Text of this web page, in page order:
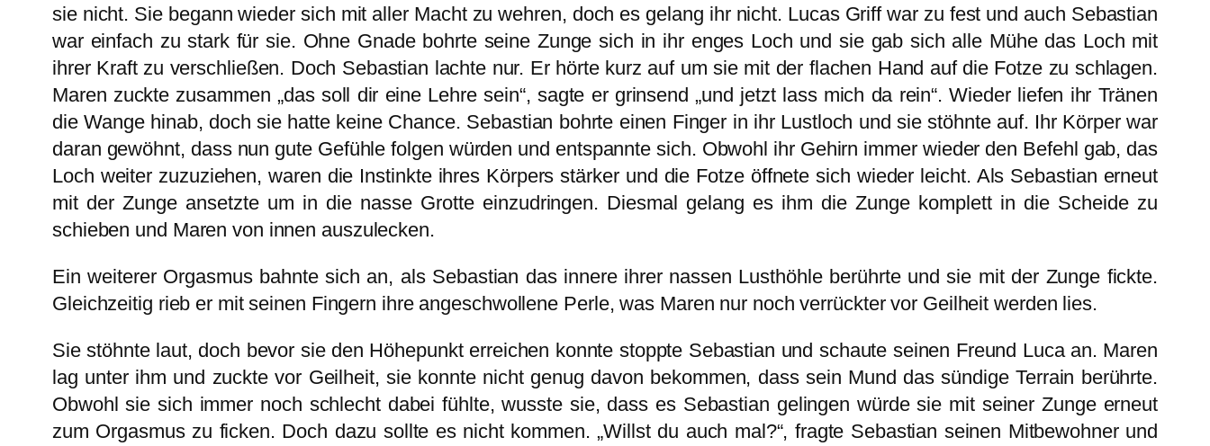
sie nicht. Sie begann wieder sich mit aller Macht zu wehren, doch es gelang ihr nicht. Lucas Griff war zu fest und auch Sebastian
war einfach zu stark für sie. Ohne Gnade bohrte seine Zunge sich in ihr enges Loch und sie gab sich alle Mühe das Loch mit
ihrer Kraft zu verschließen. Doch Sebastian lachte nur. Er hörte kurz auf um sie mit der flachen Hand auf die Fotze zu schlagen.
Maren zuckte zusammen „das soll dir eine Lehre sein“, sagte er grinsend „und jetzt lass mich da rein“. Wieder liefen ihr Tränen
die Wange hinab, doch sie hatte keine Chance. Sebastian bohrte einen Finger in ihr Lustloch und sie stöhnte auf. Ihr Körper war
daran gewöhnt, dass nun gute Gefühle folgen würden und entspannte sich. Obwohl ihr Gehirn immer wieder den Befehl gab, das
Loch weiter zuzuziehen, waren die Instinkte ihres Körpers stärker und die Fotze öffnete sich wieder leicht. Als Sebastian erneut
mit der Zunge ansetzte um in die nasse Grotte einzudringen. Diesmal gelang es ihm die Zunge komplett in die Scheide zu
schieben und Maren von innen auszulecken.
Ein weiterer Orgasmus bahnte sich an, als Sebastian das innere ihrer nassen Lusthöhle berührte und sie mit der Zunge fickte.
Gleichzeitig rieb er mit seinen Fingern ihre angeschwollene Perle, was Maren nur noch verrückter vor Geilheit werden lies.
Sie stöhnte laut, doch bevor sie den Höhepunkt erreichen konnte stoppte Sebastian und schaute seinen Freund Luca an. Maren
lag unter ihm und zuckte vor Geilheit, sie konnte nicht genug davon bekommen, dass sein Mund das sündige Terrain berührte.
Obwohl sie sich immer noch schlecht dabei fühlte, wusste sie, dass es Sebastian gelingen würde sie mit seiner Zunge erneut
zum Orgasmus zu ficken. Doch dazu sollte es nicht kommen. „Willst du auch mal?“, fragte Sebastian seinen Mitbewohner und